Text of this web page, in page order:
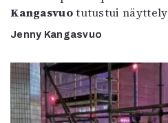
Kangasvuotutustui
Jenny Kangasvuo